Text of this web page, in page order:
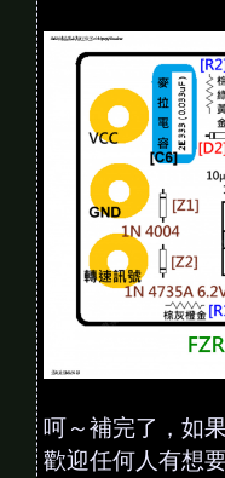
呵～補完了，如
歡迎任何人有想